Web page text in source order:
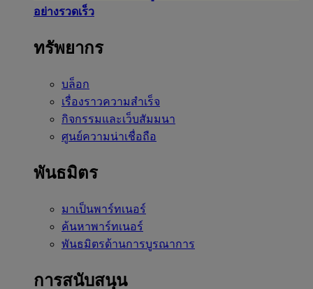
อย่างรวดเร็ว
ทรัพยากร
บล็อก
เรื่องราวความสำเร็จ
กิจกรรมและเว็บสัมมนา
ศูนย์ความน่าเชื่อถือ
พันธมิตร
มาเป็นพาร์ทเนอร์
ค้นหาพาร์ทเนอร์
พันธมิตรด้านการบูรณาการ
การสนับสนุน